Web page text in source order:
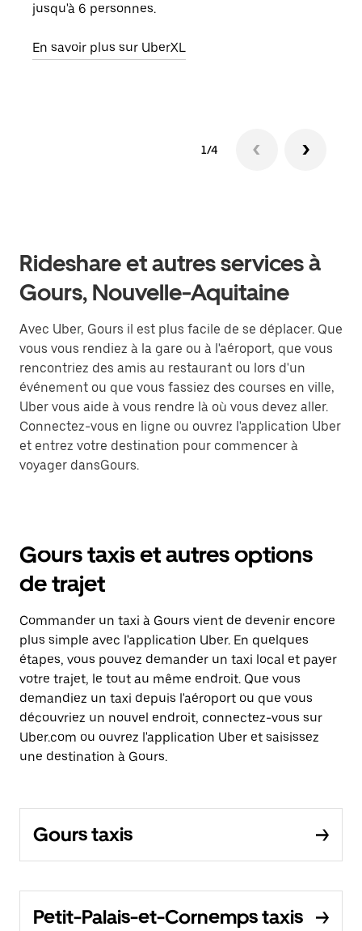
jusqu'à 6 personnes.
En savoir plus sur UberXL
1/4
Rideshare et autres services à
Gours, Nouvelle-Aquitaine
Avec Uber, Gours il est plus facile de se déplacer. Que
vous vous rendiez à la gare ou à l'aéroport, que vous
rencontriez des amis au restaurant ou lors d'un
événement ou que vous fassiez des courses en ville,
Uber vous aide à vous rendre là où vous devez aller.
Connectez-vous en ligne ou ouvrez l'application Uber
et entrez votre destination pour commencer à
voyager dansGours.
Gours taxis et autres options
de trajet
Commander un taxi à Gours vient de devenir encore
plus simple avec l'application Uber. En quelques
étapes, vous pouvez demander un taxi local et payer
votre trajet, le tout au même endroit. Que vous
demandiez un taxi depuis l'aéroport ou que vous
découvriez un nouvel endroit, connectez-vous sur
Uber.com ou ouvrez l'application Uber et saisissez
une destination à Gours.
Gours taxis
Petit-Palais-et-Cornemps taxis